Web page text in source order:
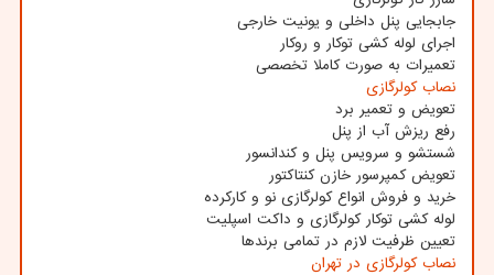
جابجایی پنل داخلی و یونیت خارجی
اجرای لوله کشی توکار و روکار
تعمیرات به صورت کاملا تخصصی
نصاب کولرگازی
تعویض و تعمیر برد
رفع ریزش آب از پنل
شستشو و سرویس پنل و کندانسور
تعویض کمپرسور خازن کنتاکتور
خرید و فروش انواع کولرگازی نو و کارکرده
لوله کشی توکار کولرگازی و داکت اسپلیت
تعیین ظرفیت لازم در تمامی برندها
نصاب کولرگازی در تهران